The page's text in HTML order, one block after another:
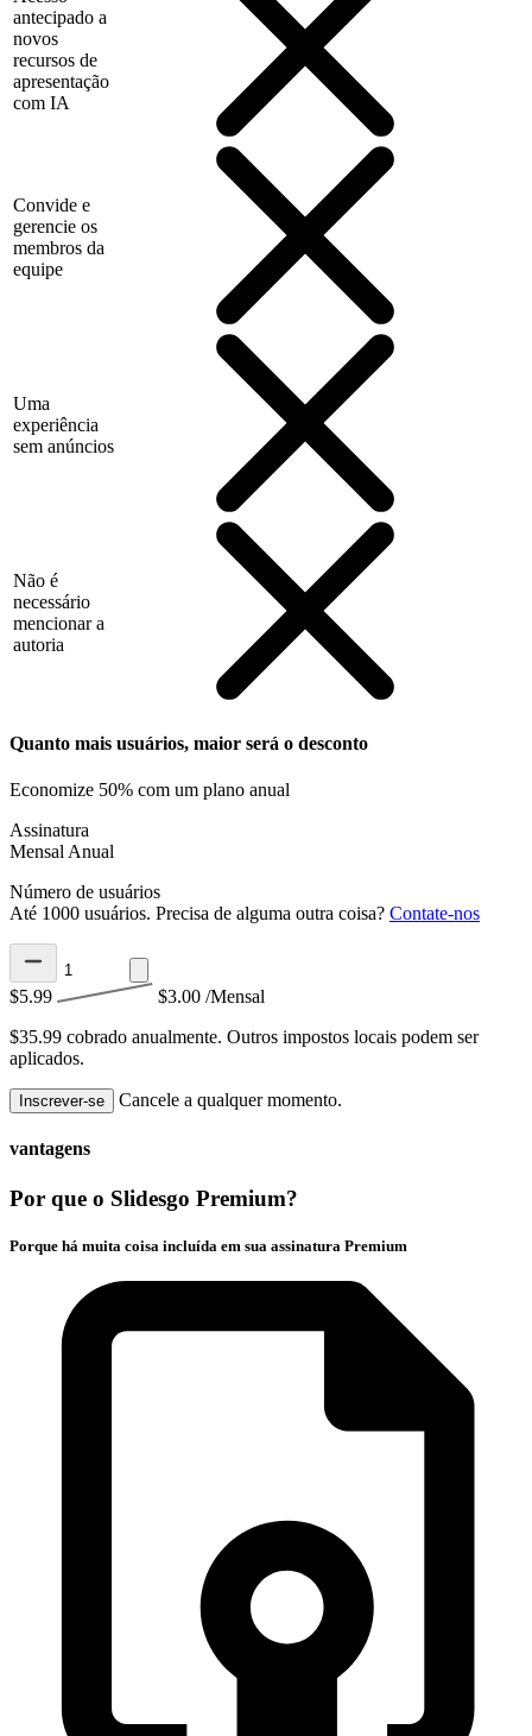
antecipado a
novos
recursos de
apresentação
com IA
Convide e
gerencie os
membros da
equipe
Uma
experiência
sem anúncios
Não é
necessário
mencionar a
autoria
Quanto mais usuários, maior será o desconto
Economize 50% com um plano anual
Assinatura
Mensal Anual
Número de usuários
Até 1000 usuários. Precisa de alguma outra coisa? Contate-nos
$5.99 $3.00 /Mensal
$35.99 cobrado anualmente. Outros impostos locais podem ser
aplicados.
Inscrever-se Cancele a qualquer momento.
vantagens
Por que o Slidesgo Premium?
Porque há muita coisa incluída em sua assinatura Premium